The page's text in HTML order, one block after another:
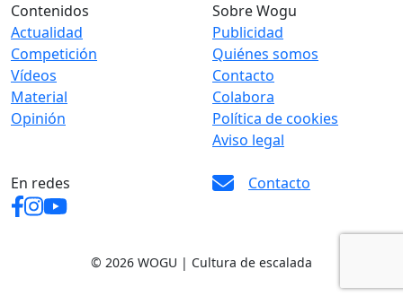
Contenidos
Actualidad
Competición
Vídeos
Material
Opinión
Sobre Wogu
Publicidad
Quiénes somos
Contacto
Colabora
Política de cookies
Aviso legal
En redes Contacto
© 2026 WOGU | Cultura de escalada